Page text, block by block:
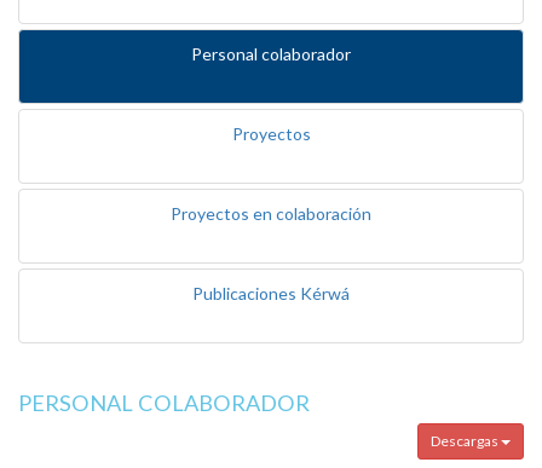
Personal colaborador
Proyectos
Proyectos en colaboración
Publicaciones Kérwá
PERSONAL COLABORADOR
Descargas